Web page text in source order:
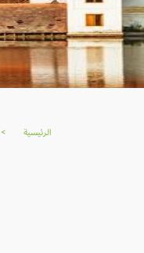
الرئيسية >